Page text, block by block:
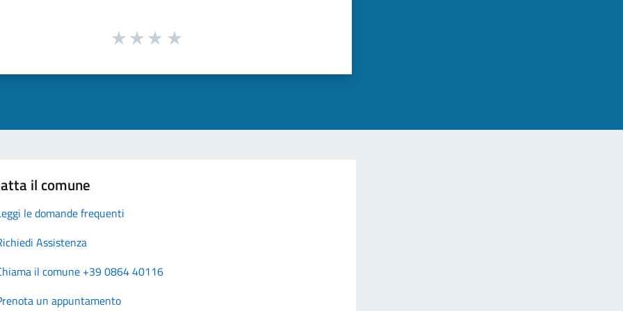
il comune
le domande frequenti
Assistenza
il comune +39 0864 40116
un appuntamento